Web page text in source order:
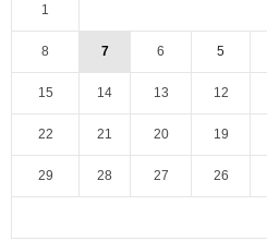
1
5
6
7
8
12
13
14
15
19
20
21
22
26
27
28
29